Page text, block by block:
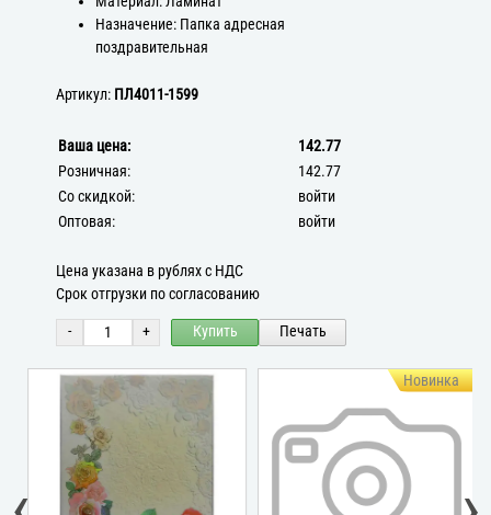
Назначение: Папка адресная
поздравительная
Артикул: ПЛ4011-1599
Ваша цена:
142.77
Розничная:
142.77
Со скидкой:
войти
Оптовая:
войти
Цена указана в рублях с НДС
Срок отгрузки по согласованию
- + Купить Печать
Новинка